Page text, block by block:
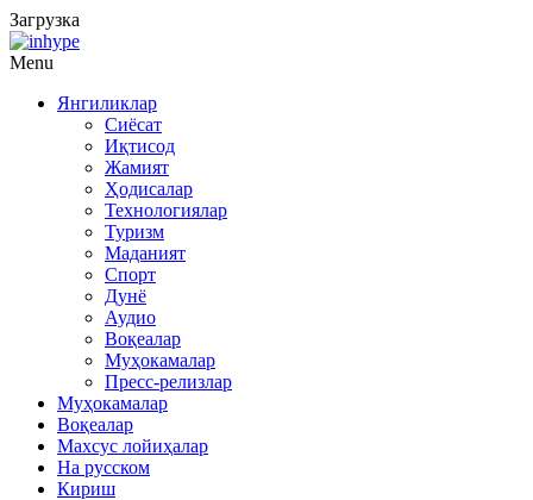
Загрузка
Menu
Янгиликлар
Сиёсат
Иқтисод
Жамият
Ҳодисалар
Технологиялар
Туризм
Маданият
Спорт
Дунё
Аудио
Воқеалар
Муҳокамалар
Пресс-релизлар
Муҳокамалар
Воқеалар
Махсус лойиҳалар
На русском
Кириш